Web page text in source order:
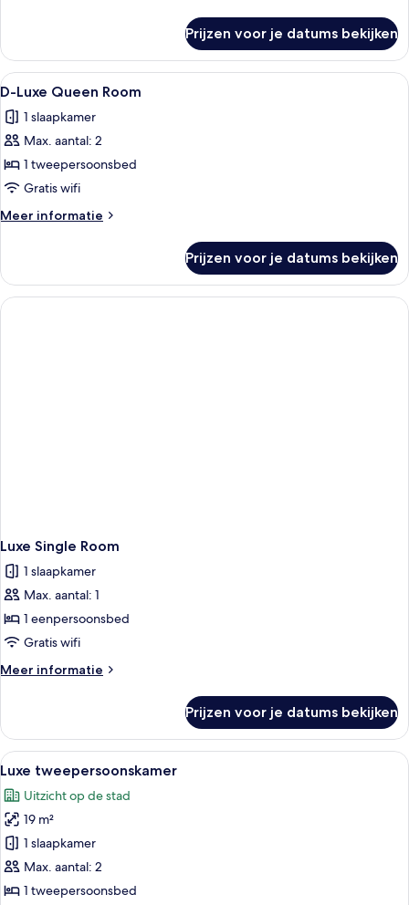
Twin
kamer
Prijzen voor je datums bekijken
Alle
foto's
voor
D-
Luxe
Queen
Room
laden
Een moderne hotelkamer met een
2
D-Luxe Queen Room
1 slaapkamer
Max. aantal: 2
1 tweepersoonsbed
Gratis wifi
Meer informatie
Meer
Luxe
Queen
Room
Prijzen voor je datums bekijken
Luxe Single Room
1 slaapkamer
Max. aantal: 1
1 eenpersoonsbed
Gratis wifi
Meer informatie
Meer
Single
Room
Prijzen voor je datums bekijken
Alle
foto's
voor
Luxe
tweepersoonskamer
laden
Een moderne hotelkamer met een
9
Luxe tweepersoonskamer
Uitzicht op de stad
19 m²
1 slaapkamer
Max. aantal: 2
1 tweepersoonsbed